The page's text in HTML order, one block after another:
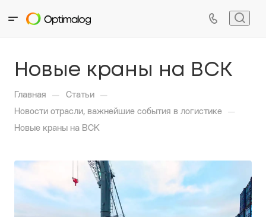
Новые краны на ВСК
Главная — Статьи —
Новости отрасли, важнейшие события в логистике —
Новые краны на ВСК